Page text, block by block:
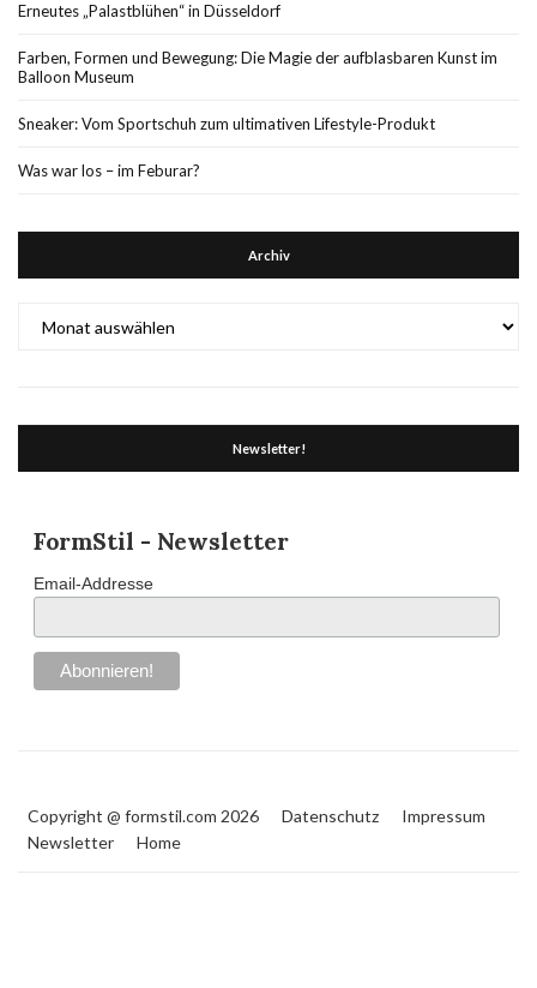
Erneutes „Palastblühen“ in Düsseldorf
Farben, Formen und Bewegung: Die Magie der aufblasbaren Kunst im
Balloon Museum
Sneaker: Vom Sportschuh zum ultimativen Lifestyle-Produkt
Was war los – im Feburar?
Archiv
Newsletter!
FormStil - Newsletter
Email-Addresse
Copyright @ formstil.com 2026 Datenschutz
Impressum
Newsletter
Home